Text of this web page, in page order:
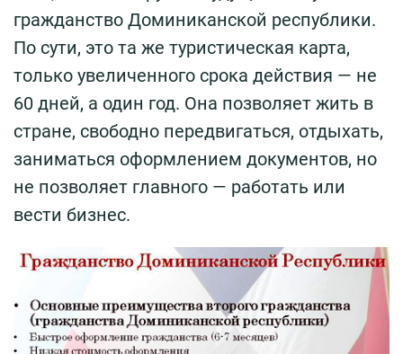
гражданство Доминиканской республики.
По сути, это та же туристическая карта,
только увеличенного срока действия — не
60 дней, а один год. Она позволяет жить в
стране, свободно передвигаться, отдыхать,
заниматься оформлением документов, но
не позволяет главного — работать или
вести бизнес.